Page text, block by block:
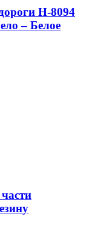
Н-8094
– Белое